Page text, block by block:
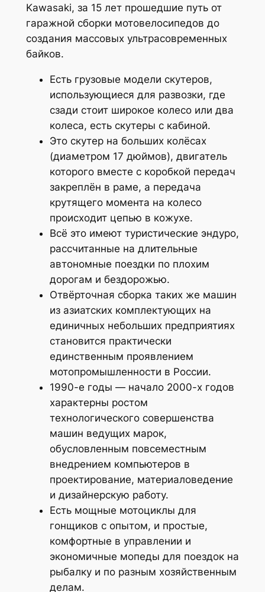
Kawasaki, за 15 лет прошедшие путь от
гаражной сборки мотовелосипедов до
создания массовых ультрасовременных
байков.
Есть грузовые модели скутеров,
использующиеся для развозки, где
сзади стоит широкое колесо или два
колеса, есть скутеры с кабиной.
Это скутер на больших колёсах
(диаметром 17 дюймов), двигатель
которого вместе с коробкой передач
закреплён в раме, а передача
крутящего момента на колесо
происходит цепью в кожухе.
Всё это имеют туристические эндуро,
рассчитанные на длительные
автономные поездки по плохим
дорогам и бездорожью.
Отвёрточная сборка таких же машин
из азиатских комплектующих на
единичных небольших предприятиях
становится практически
единственным проявлением
мотопромышленности в России.
1990-е годы — начало 2000-х годов
характерны ростом
технологического совершенства
машин ведущих марок,
обусловленным повсеместным
внедрением компьютеров в
проектирование, материаловедение
и дизайнерскую работу.
Есть мощные мотоциклы для
гонщиков с опытом, и простые,
комфортные в управлении и
экономичные мопеды для поездок на
рыбалку и по разным хозяйственным
делам.